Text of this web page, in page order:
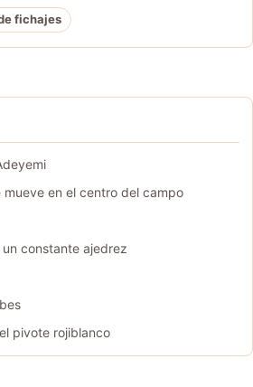
en el centro del campo
constante ajedrez
pivote rojiblanco
fichajes